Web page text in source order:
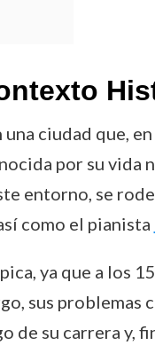
ciudad que,
por su
entorno, se
como el pianista
ya que a los
sus problemas
de su carrera y,